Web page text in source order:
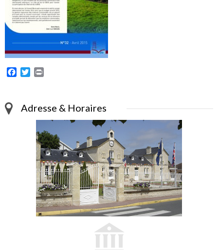
Facebook
Twitter
Adresse & Horaires